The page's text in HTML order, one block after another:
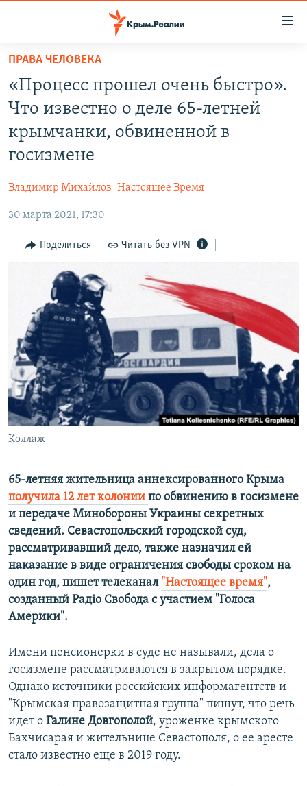
Вернуться
основному
содержанию
главной
Вернутся
СПЕЦПРОЕКТЫ
ИНТЕРАКТИВ
ИНФОГРАФИКА
ТЕЛЕПРОЕКТ КРЫМ.РЕАЛИИ
СОВЕТЫ ПРАВОЗАЩИТНИКОВ
ПРОПАВШИЕ БЕЗ ВЕСТИ
ПОБЕДИТЕЛЕЙ НЕ СУДЯТ?
КРЫМ.НЕПОКОРЕННЫЙ
ELIFBE
УКРАИНСКАЯ ПРОБЛЕМА КРЫМА
РАДІО СВОБОДА
КАК ОБОЙТИ БЛОКИРОВКУ
Qırımtatar
ПРИСОЕДИНЯЙТЕСЬ!
Все сайты RFE/RL
ПРАВА ЧЕЛОВЕКА
«Процесс прошел очень быстро».
Что известно о деле 65-летней
крымчанки, обвиненной в
госизмене
Владимир Михайлов Настоящее Время
30 марта 2021, 17:30
Поделиться Читать без VPN
Коллаж
65-летняя жительница аннексированного Крыма
получила 12 лет колонии по обвинению в госизмене
и передаче Минобороны Украины секретных
сведений. Севастопольский городской суд,
рассматривавший дело, также назначил ей
наказание в виде ограничения свободы сроком на
один год, пишет телеканал "Настоящее время",
созданный Радіо Свобода с участием "Голоса
Америки".
Имени пенсионерки в суде не называли, дела о
госизмене рассматриваются в закрытом порядке.
Однако источники российских информагентств и
"Крымская правозащитная группа" пишут, что речь
идет о Галине Довгополой, уроженке крымского
Бахчисарая и жительнице Севастополя, о ее аресте
стало известно еще в 2019 году.